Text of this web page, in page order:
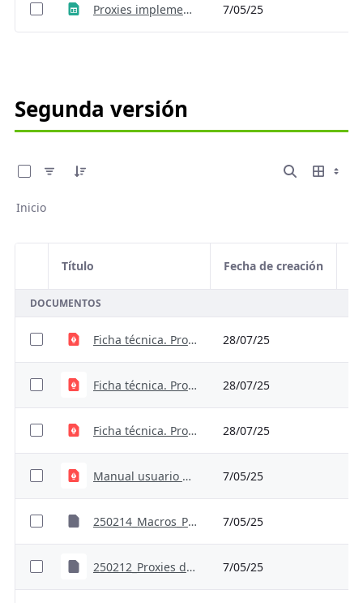
Proxies implementación TVC_VF.xlsm 7/05/25
Segunda versión
Inicio
Selección del elemento
Título Fecha de creación
DOCUMENTOS
Ficha técnica. Proxy_ValoraciónResiduos 28/07/25
Ficha técnica. Proxy_TecnologíasRiego 28/07/25
Ficha técnica. Proxy_EstrésHídrico.cleaned 28/07/25
Manual usuario dimension ambiental residuos para sector agricultura 7/05/25
250214_Macros_Proxies dimensión ambiental residuos para sector agricultura 7/05/25
250212_Proxies dimensión residuos y recurso hidríco para el sector agricultura 7/05/25